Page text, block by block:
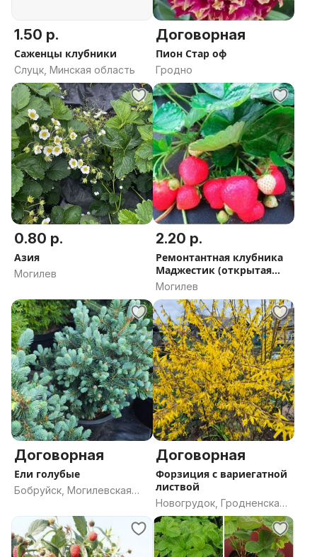
1.50 р.
Саженцы клубники
Слуцк, Минская область
Договорная
Пион Стар оф
Гродно
0.80 р.
Азия
Могилев
2.20 р.
Ремонтантная клубника
Маджестик (открытая
корневая
Могилев
Договорная
Ели голубые
Бобруйск, Могилевская
Договорная
Форзиция с вариегатной
листвой
Новогрудок, Гродненская
область